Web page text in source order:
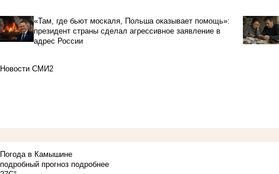
«Там, где бьют москаля, Польша оказывает помощь»:
президент страны сделал агрессивное заявление в
адрес России
Новости СМИ2
Погода в Камышине
подробный прогноз подробнее